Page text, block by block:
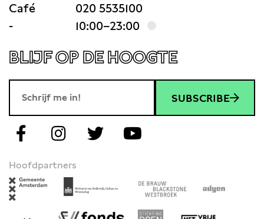
Café
020 5535100
-
10:00–23:00
BLIJF OP DE HOOGTE
SUBSCRIBE
Hoofdpartners